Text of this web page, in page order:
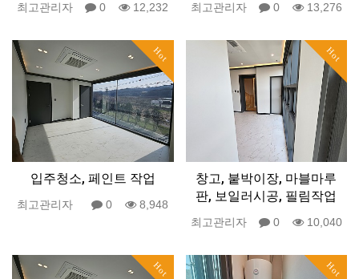
최고관리자 0 12,232 최고관리자 0 13,276
Hot
입주청소, 페인트 작업
최고관리자 0 8,948
Hot
창고, 붙박이장, 마블마루
판, 보일러시공, 필림작업
최고관리자 0 10,040
Hot Hot